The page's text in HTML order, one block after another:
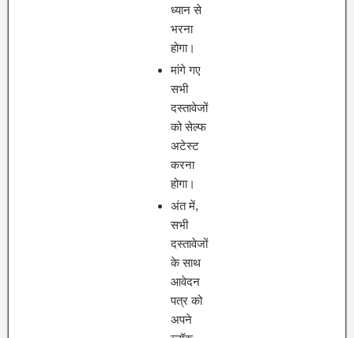
ध्यान से
भरना
होगा।
मांगे गए
सभी
दस्तावेजों
को सेल्फ
अटेस्ट
करना
होगा।
अंत में,
सभी
दस्तावेजों
के साथ
आवेदन
पत्र को
अपने